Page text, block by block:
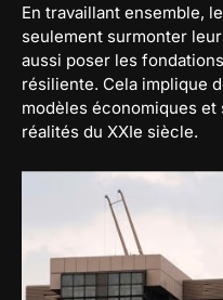
En travaillant ensemble,
seulement surmonter
aussi poser les
résiliente. Cela implique
modèles économiques et
réalités du XXIe siècle.